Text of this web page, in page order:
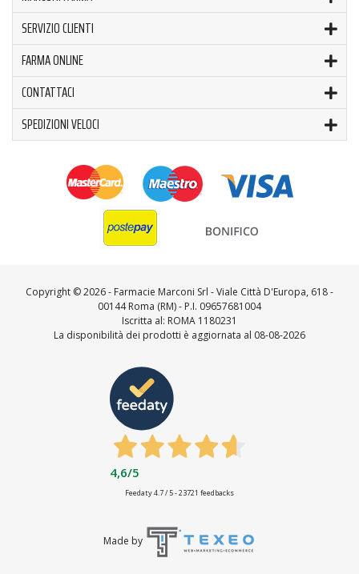
SERVIZIO CLIENTI
FARMA ONLINE
CONTATTACI
SPEDIZIONI VELOCI
Copyright ©2026 - Farmacie Marconi Srl - Viale Città D'Europa, 618 -
00144 Roma (RM) - P.I. 09657681004
Iscritta al: ROMA 1180231
La disponibilità dei prodotti è aggiornata al 08-08-2026
4,6/5
Feedaty4.7/ 5-23721 feedbacks
Made by